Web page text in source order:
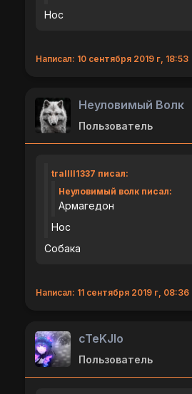
Нос
Написал: 10 сентября 2019 г, 18:53
Неуловимый Волк
Пользователь
trallll1337 писал:
Неуловимый волк писал:
Армагедон
Нос
Собака
Написал: 11 сентября 2019 г, 08:36
cTeKJIo
Пользователь